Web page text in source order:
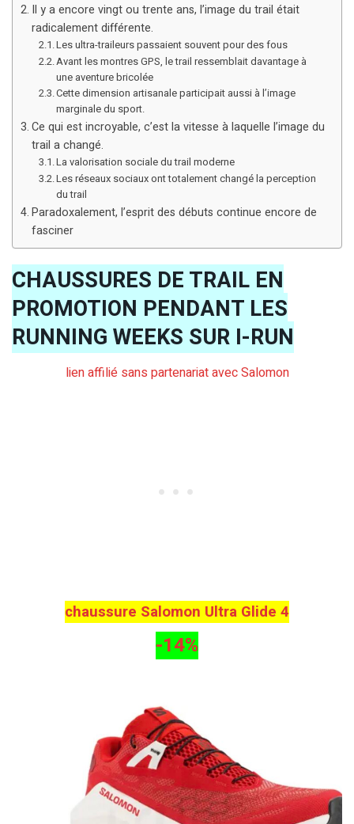
Il y a encore vingt ou trente ans, l’image du trail était
radicalement différente.
Les ultra-traileurs passaient souvent pour des fous
Avant les montres GPS, le trail ressemblait davantage à
une aventure bricolée
Cette dimension artisanale participait aussi à l’image
marginale du sport.
Ce qui est incroyable, c’est la vitesse à laquelle l’image du
trail a changé.
La valorisation sociale du trail moderne
Les réseaux sociaux ont totalement changé la perception
du trail
Paradoxalement, l’esprit des débuts continue encore de
fasciner
CHAUSSURES DE TRAIL EN
PROMOTION PENDANT LES
RUNNING WEEKS SUR I-RUN
lien affilié sans partenariat avec Salomon
chaussure Salomon Ultra Glide 4
-14%